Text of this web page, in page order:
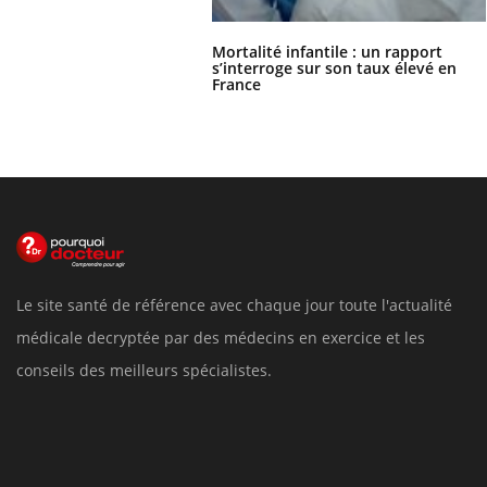
Mortalité infantile : un rapport
s’interroge sur son taux élevé en
France
Le site santé de référence avec chaque jour toute l'actualité
médicale decryptée par des médecins en exercice et les
conseils des meilleurs spécialistes.